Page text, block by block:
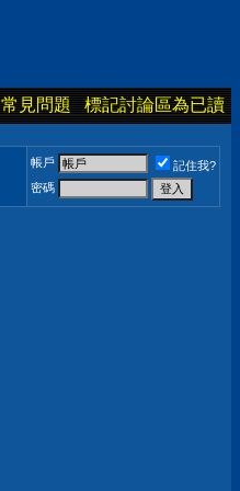
常見問題 標記討論區為已讀
帳戶
記住我?
密碼